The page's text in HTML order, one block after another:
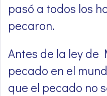
pasó a todos los
pecaron.
Antes de la ley de
pecado en el
que el pecado no